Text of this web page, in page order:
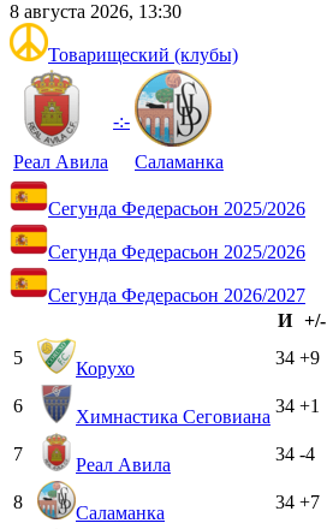
8 августа 2026, 13:30
Товарищеский (клубы)
Реал Авила
-:-
Саламанка
Сегунда Федерасьон 2025/2026
Сегунда Федерасьон 2025/2026
Сегунда Федерасьон 2026/2027
И +/-
5
Корухо
34 +9
6
Химнастика Сеговиана
34 +1
7
Реал Авила
34 -4
8
Саламанка
34 +7